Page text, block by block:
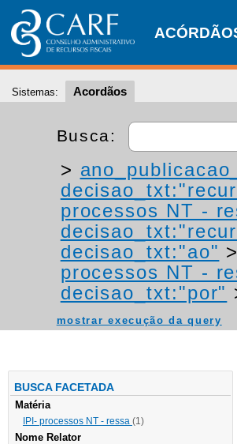
Sistemas: Acordãos
Busca:
>
processos NT -
decisao_txt:"ao" >
processos NT -
decisao_txt:"por"
mostrar execução da query
BUSCA FACETADA
Matéria
IPI- processos NT - ressa (1)
Nome Relator